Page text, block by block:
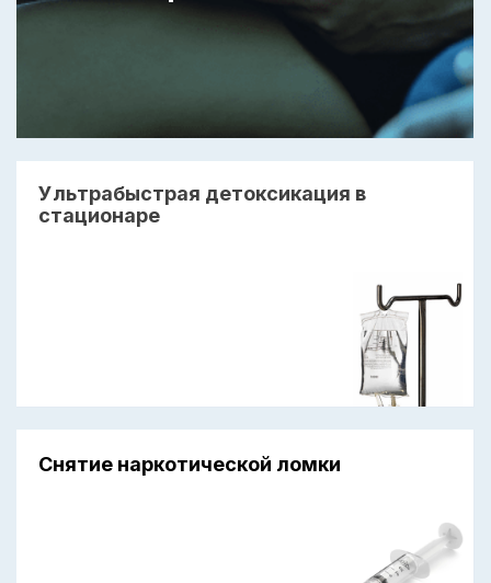
Ультрабыстрая детоксикация в
стационаре
Снятие наркотической ломки